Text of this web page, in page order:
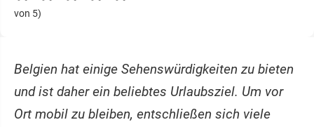
von 5)
Belgien hat einige Sehenswürdigkeiten zu bieten
und ist daher ein beliebtes Urlaubsziel. Um vor
Ort mobil zu bleiben, entschließen sich viele